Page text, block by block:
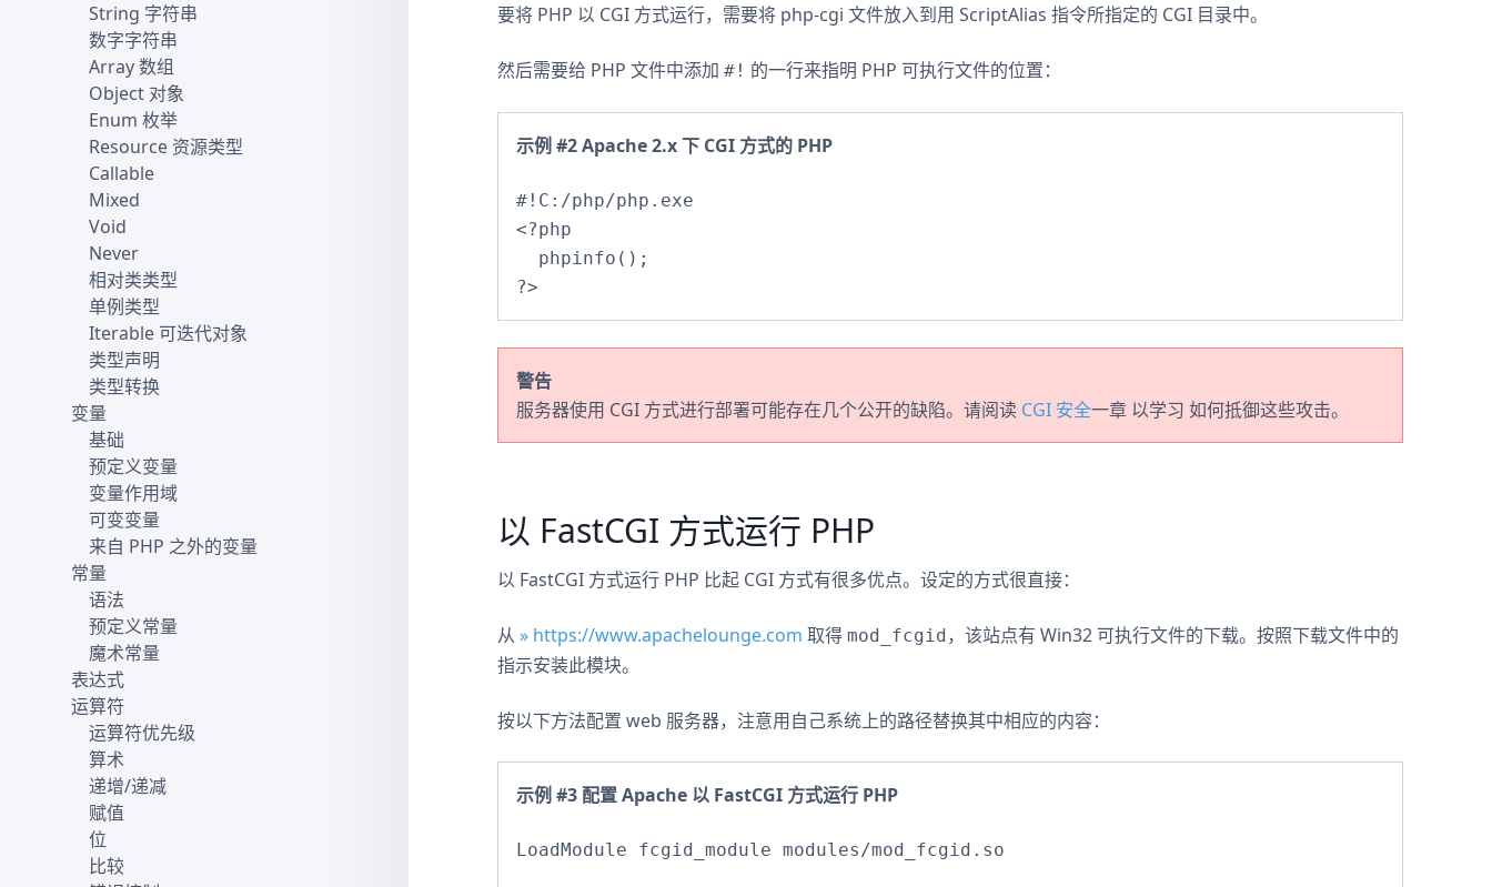
要将 PHP 以 CGI 方式运行，需要将 php-cgi 文件放入到用 ScriptAlias 指令所指定的 CGI 目录中。
然后需要给 PHP 文件中添加 #! 的一行来指明 PHP 可执行文件的位置：
示例 #2 Apache 2.x 下 CGI 方式的 PHP
#!C:/php/php.exe
<?php
  phpinfo();
警告
服务器使用 CGI 方式进行部署可能存在几个公开的缺陷。请阅读 CGI 安全一章 以学习 如何抵御这些攻击。
以 FastCGI 方式运行 PHP
以 FastCGI 方式运行 PHP 比起 CGI 方式有很多优点。设定的方式很直接：
从 » https://www.apachelounge.com 取得 mod_fcgid，该站点有 Win32 可执行文件的下载。按照下载文件中的
指示安装此模块。
按以下方法配置 web 服务器，注意用自己系统上的路径替换其中相应的内容：
示例 #3 配置 Apache 以 FastCGI 方式运行 PHP
LoadModule fcgid_module modules/mod_fcgid.so
String 字符串
数字字符串
Array 数组
Object 对象
Enum 枚举
Resource 资源类型
Callable
Mixed
Void
Never
相对类类型
单例类型
Iterable 可迭代对象
类型声明
类型转换
变量
基础
预定义变量
变量作用域
可变变量
来自 PHP 之外的变量
常量
语法
预定义常量
魔术常量
表达式
运算符
运算符优先级
算术
递增/递减
赋值
位
比较